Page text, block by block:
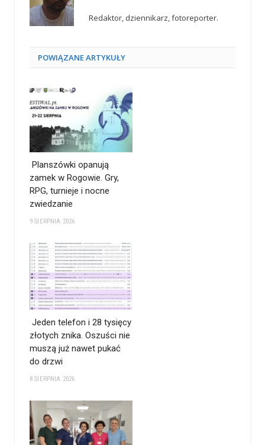
Redaktor, dziennikarz, fotoreporter.
POWIĄZANEARTYKUŁY
Planszówki opanują
zamek w Rogowie. Gry,
RPG, turnieje i nocne
zwiedzanie
9 SIERPNIA 2026
Jeden telefon i 28 tysięcy
złotych znika. Oszuści nie
muszą już nawet pukać
do drzwi
8 SIERPNIA 2026